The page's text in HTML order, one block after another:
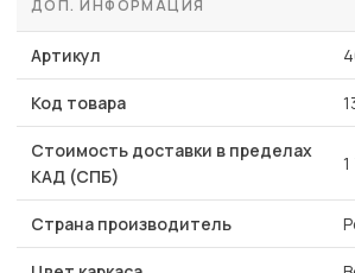
ДОП. ИНФОРМАЦИЯ
Артикул
Код товара
Стоимость доставки в пределах
КАД (СПБ)
Страна производитель